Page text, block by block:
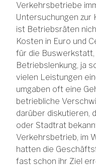
Verkehrsbetriebe
Untersuchungen zur
ist Betriebsräten
Kosten in Euro und
für die Buswerkstatt,
Betriebslenkung, ja
vielen Leistungen
umgaben oft eine
betriebliche
darüber diskutieren,
oder Stadtrat
Verkehrsbetrieb, im
hatten die
fast schon ihr Ziel